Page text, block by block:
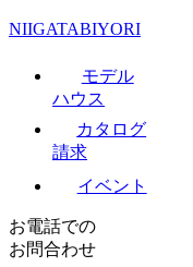
NIIGATABIYORI
モデル
ハウス
カタログ
請求
イベント
お電話での
お問合わせ